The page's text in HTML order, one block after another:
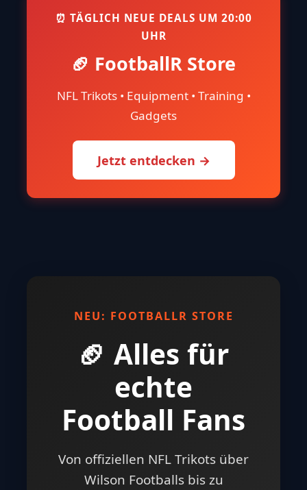
⏰ TÄGLICH NEUE DEALS UM 20:00
UHR
🏈 FootballR Store
NFL Trikots • Equipment • Training •
Gadgets
Jetzt entdecken →
NEU: FOOTBALLR STORE
🏈 Alles für
echte
Football Fans
Von offiziellen NFL Trikots über
Wilson Footballs bis zu